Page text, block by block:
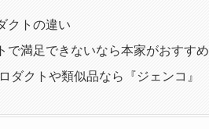
クトの違い
で満足できないなら本家がおすすめ
ダクトや類似品なら『ジェンコ』